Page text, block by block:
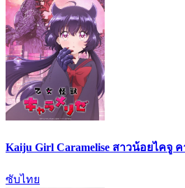
Kaiju Girl Caramelise สาวน้อยไคจู
ซับไทย